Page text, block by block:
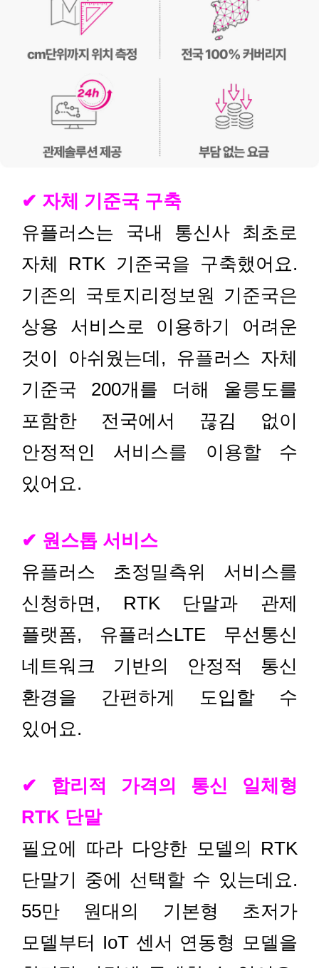
✔ 자체 기준국 구축
유플러스는 국내 통신사 최초로
자체 RTK 기준국을 구축했어요.
기존의 국토지리정보원 기준국은
상용 서비스로 이용하기 어려운
것이 아쉬웠는데, 유플러스 자체
기준국 200개를 더해 울릉도를
포함한 전국에서 끊김 없이
안정적인 서비스를 이용할 수
있어요.
✔ 원스톱 서비스
유플러스 초정밀측위 서비스를
신청하면, RTK 단말과 관제
플랫폼, 유플러스LTE 무선통신
네트워크 기반의 안정적 통신
환경을 간편하게 도입할 수
있어요.
✔ 합리적 가격의 통신 일체형
RTK 단말
필요에 따라 다양한 모델의 RTK
단말기 중에 선택할 수 있는데요.
55만 원대의 기본형 초저가
모델부터 IoT 센서 연동형 모델을